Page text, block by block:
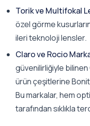
Torik ve Multifokal
özel görme
ileri teknoloji lensler.
Claro ve Rocio
güvenilirliğiyle bilinen
ürün çeşitlerine
Bu markalar, hem
tarafından sıklıkla